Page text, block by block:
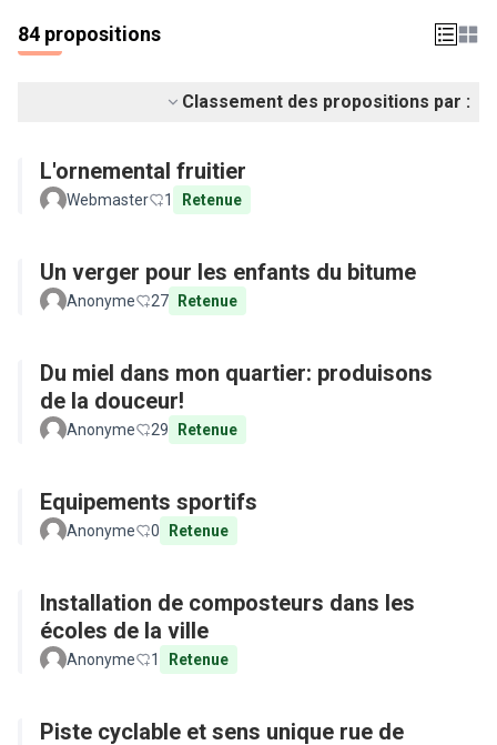
84 propositions
Classement des propositions par :
L'ornemental fruitier
Webmaster 1 Retenue
Un verger pour les enfants du bitume
Anonyme 27 Retenue
Du miel dans mon quartier: produisons
de la douceur!
Anonyme 29 Retenue
Equipements sportifs
Anonyme 0 Retenue
Installation de composteurs dans les
écoles de la ville
Anonyme 1 Retenue
Piste cyclable et sens unique rue de